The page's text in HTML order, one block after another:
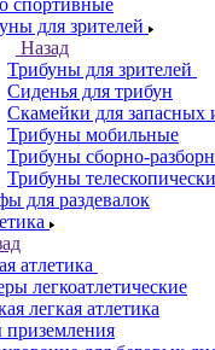
спортивные
для зрителей
Назад
Трибуны для зрителей
Сиденья для трибун
Скамейки для запасных
Трибуны мобильные
Трибуны сборно-
Трибуны
для раздевалок
атлетика
легкоатлетические
легкая атлетика
приземления